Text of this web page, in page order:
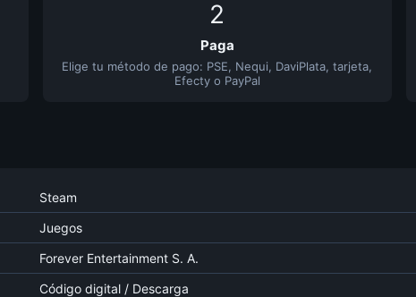
2
Paga
Elige tu método de pago: PSE, Nequi, DaviPlata, tarjeta,
Efecty o PayPal
Steam
Juegos
Forever Entertainment S. A.
Código digital / Descarga